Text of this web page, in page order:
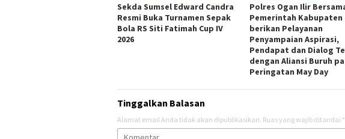
Sekda Sumsel Edward Candra
Resmi Buka Turnamen Sepak
Bola RS Siti Fatimah Cup IV
2026
Polres Ogan Ilir
Pemerintah Kabupaten
berikan Pelayanan
Penyampaian Aspirasi,
Pendapat dan Dialog
dengan Aliansi Buruh
Peringatan May Day
Tinggalkan Balasan
Alamat email Anda tidak akan dipublikasikan. Ruas yang wajib ditandai *